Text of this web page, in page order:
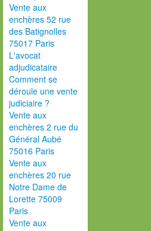
Vente aux
enchères 52 rue
des Batignolles
75017 Paris
L'avocat
adjudicataire
Comment se
déroule une vente
judiciaire ?
Vente aux
enchères 2 rue du
Général Aubé
75016 Paris
Vente aux
enchères 20 rue
Notre Dame de
Lorette 75009
Paris
Vente aux